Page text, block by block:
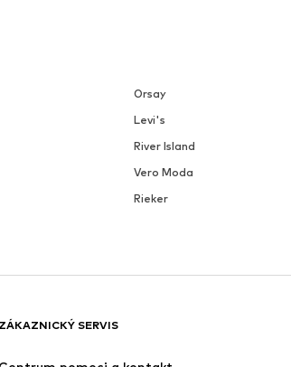
Orsay
Levi's
River Island
Vero Moda
Rieker
ZÁKAZNICKÝ SERVIS